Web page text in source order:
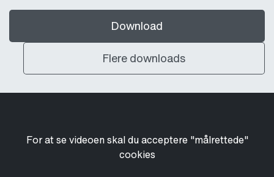
Download
Flere downloads
For at se videoen skal du acceptere "målrettede"
cookies